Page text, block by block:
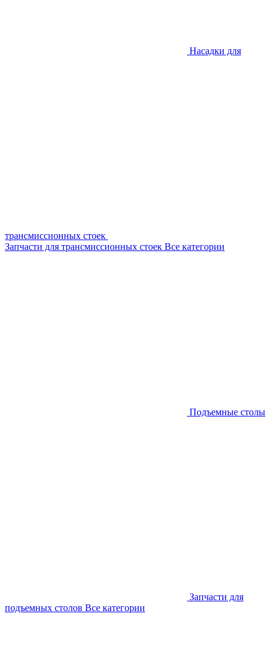
Насадки для
трансмиссионных стоек
Запчасти для трансмиссионных стоек Все категории
Подъемные столы
Запчасти для
подъемных столов Все категории